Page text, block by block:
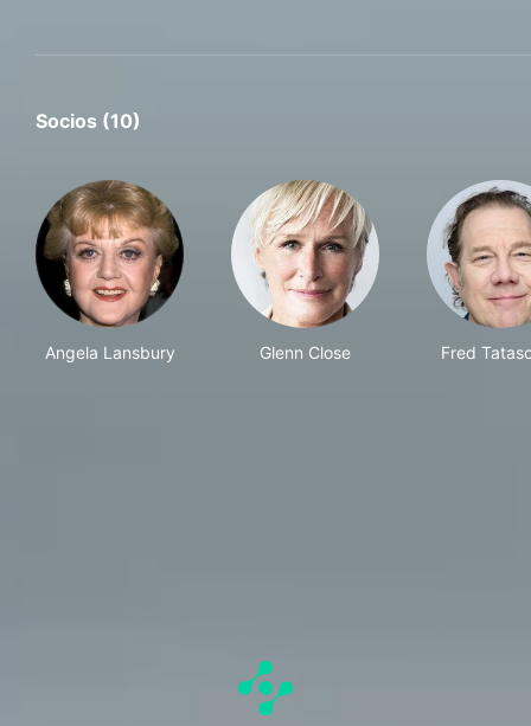
Socios (10)
Angela Lansbury Glenn Close Fred